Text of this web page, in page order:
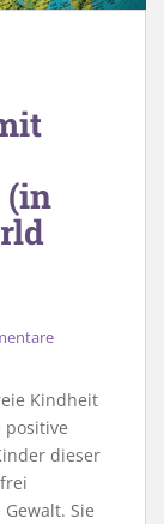
(in
Kindheit
dieser
Sie